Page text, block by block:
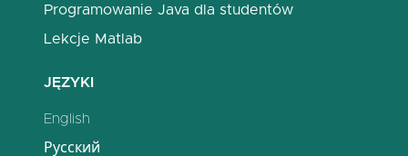
Programowanie Java dla studentów
Lekcje Matlab
JĘZYKI
English
Русский